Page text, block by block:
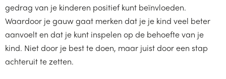
gedrag van je kinderen positief kunt beïnvloeden.
Waardoor je gauw gaat merken dat je je kind veel beter
aanvoelt en dat je kunt inspelen op de behoefte van je
kind. Niet door je best te doen, maar juist door een stap
achteruit te zetten.